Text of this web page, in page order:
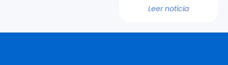
Leer noticia